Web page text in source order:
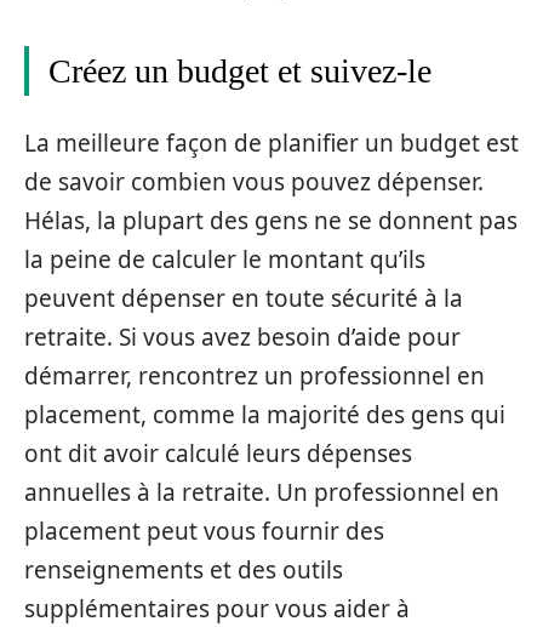
Créez un budget et suivez-le
La meilleure façon de planifier un budget est
de savoir combien vous pouvez dépenser.
Hélas, la plupart des gens ne se donnent pas
la peine de calculer le montant qu’ils
peuvent dépenser en toute sécurité à la
retraite. Si vous avez besoin d’aide pour
démarrer, rencontrez un professionnel en
placement, comme la majorité des gens qui
ont dit avoir calculé leurs dépenses
annuelles à la retraite. Un professionnel en
placement peut vous fournir des
renseignements et des outils
supplémentaires pour vous aider à